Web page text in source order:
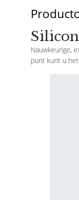
Nauwkeurige,
punt kunt u